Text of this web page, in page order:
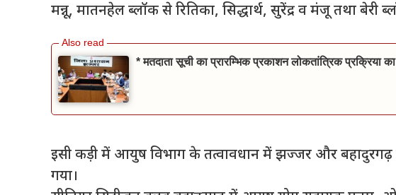
मन्नू, मातनहेल ब्लॉक से रितिका, सिद्धार्थ, सुरेंद्र व मंजू तथा बेरी
* मतदाता सूची का प्रारम्भिक प्रकाशन लोकतांत्रिक प्रक्रिया
इसी कड़ी में आयुष विभाग के तत्वावधान में झज्जर और बहादुरगढ़ में
गया।